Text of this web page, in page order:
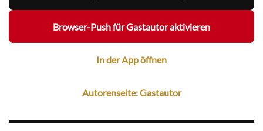
Browser-Push für Gastautor aktivieren
In der App öffnen
Autorenseite: Gastautor